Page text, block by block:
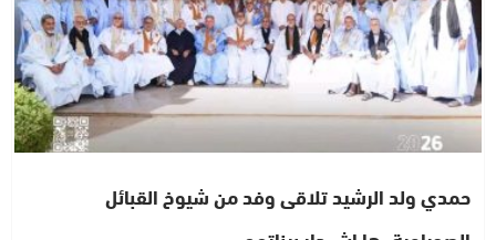
حمدي ولد الرشيد تلاقى وفد من شيوخ القبائل